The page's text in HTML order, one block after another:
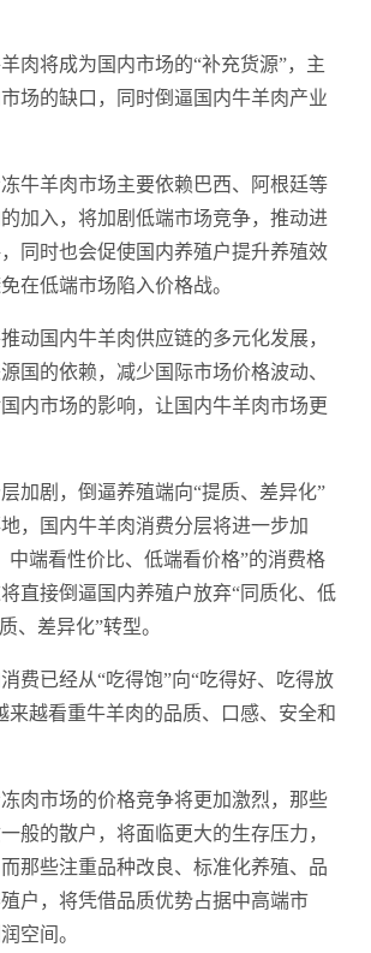
肉将成为国内市场的“补充货源”，主
场的缺口，同时倒逼国内牛羊肉产业
牛羊肉市场主要依赖巴西、阿根廷等
加入，将加剧低端市场竞争，推动进
同时也会促使国内养殖户提升养殖效
在低端市场陷入价格战。
动国内牛羊肉供应链的多元化发展，
国的依赖，减少国际市场价格波动、
内市场的影响，让国内牛羊肉市场更
加剧，倒逼养殖端向“提质、差异化”
，国内牛羊肉消费分层将进一步加
中端看性价比、低端看价格”的消费格
直接倒逼国内养殖户放弃“同质化、低
、差异化”转型。
费已经从“吃得饱”向“吃得好、吃得放
来越看重牛羊肉的品质、口感、安全和
肉市场的价格竞争将更加激烈，那些
般的散户，将面临更大的生存压力，
那些注重品种改良、标准化养殖、品
户，将凭借品质优势占据中高端市
空间。